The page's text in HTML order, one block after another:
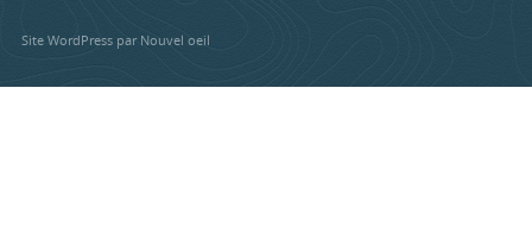
Site WordPress par Nouvel oeil